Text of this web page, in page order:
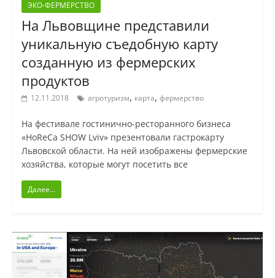
ЭКО-ФЕРМЕРСТВО
На Львовщине представили
уникальную съедобную карту
созданную из фермерских
продуктов
12.11.2018 агротуризм, карта, фермерство
На фестивале гостинично-ресторанного бизнеса
«HoReCa SHOW Lviv» презентовали гастрокарту
Львовской области. На ней изображены фермерские
хозяйства, которые могут посетить все
Далее...